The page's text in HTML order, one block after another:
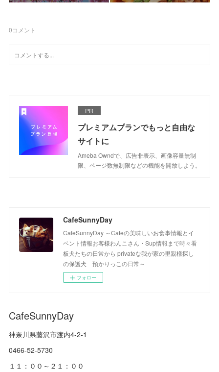
0コメント
PR
プレミアムプランでもっと自由な
サイトに
Ameba Owndで、広告非表示、画像容量無制
限、ページ数無制限などの機能を開放しよう。
CafeSunnyDay
CafeSunnyDay ～Cafeの美味しいお食事情報とイ
ベント情報お客様わんこさん・Sup情報まで時々看
板犬たちの日常から privateな我が家の里親様探し
の保護犬 預かりっこの日常～
フォロー
CafeSunnyDay
神奈川県藤沢市渡内4-2-1
0466-52-5730
１１：００～２１：００